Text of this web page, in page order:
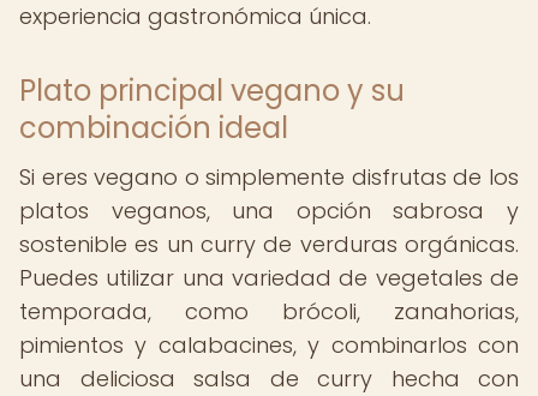
experiencia gastronómica única.
Plato principal vegano y su
combinación ideal
Si eres vegano o simplemente disfrutas de los
platos veganos, una opción sabrosa y
sostenible es un curry de verduras orgánicas.
Puedes utilizar una variedad de vegetales de
temporada, como brócoli, zanahorias,
pimientos y calabacines, y combinarlos con
una deliciosa salsa de curry hecha con